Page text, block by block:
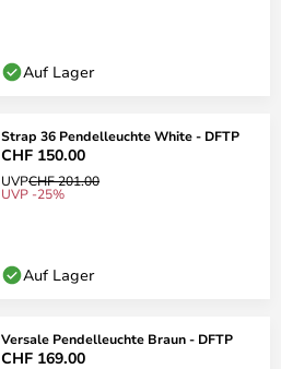
Auf Lager
Strap 36 Pendelleuchte White - DFTP
CHF 150.00
UVPCHF 201.00
UVP -25%
Auf Lager
Versale Pendelleuchte Braun - DFTP
CHF 169.00